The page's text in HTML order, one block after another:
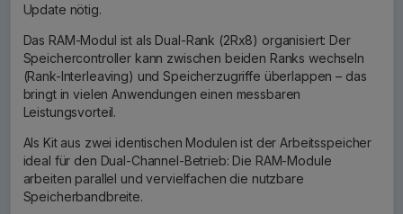
Update nötig.
Das RAM-Modul ist als Dual-Rank (2Rx8) organisiert: Der
Speichercontroller kann zwischen beiden Ranks wechseln
(Rank-Interleaving) und Speicherzugriffe überlappen – das
bringt in vielen Anwendungen einen messbaren
Leistungsvorteil.
Als Kit aus zwei identischen Modulen ist der Arbeitsspeicher
ideal für den Dual-Channel-Betrieb: Die RAM-Module
arbeiten parallel und vervielfachen die nutzbare
Speicherbandbreite.